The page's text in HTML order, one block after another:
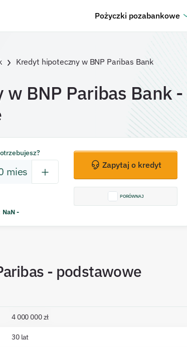
Pożyczki pozabankowe
Kredyt hipoteczny w BNP Paribas Bank
BNP Paribas Bank -
mies
NaN-
Zapytaj o kredyt
PORÓWNAJ
- podstawowe
4 000 000 zł
30 lat